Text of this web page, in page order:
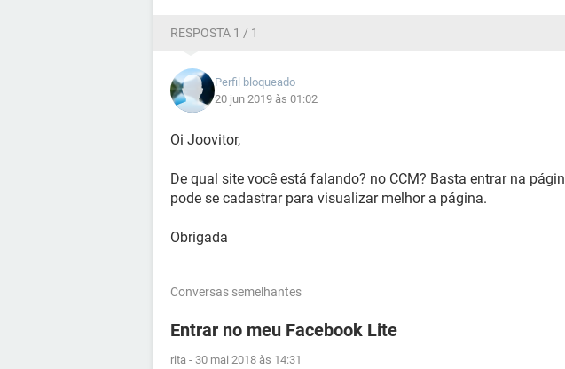
RESPOSTA 1 / 1
Perfil bloqueado
20 jun 2019 às 01:02
Oi Joovitor,
De qual site você está falando? no CCM? Basta entrar na
pode se cadastrar para visualizar melhor a página.
Obrigada
Conversas semelhantes
Entrar no meu Facebook Lite
rita - 30 mai 2018 às 14:31